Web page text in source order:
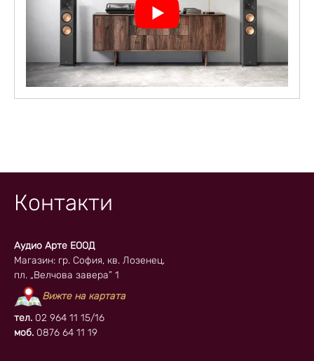
Контакти
Аудио Арте ЕООД
Магазин: гр. София, кв. Лозенец,
пл. „Велчова завера” 1
Вижте на картата
тел. 02 964 11 15/16
моб. 0876 64 11 19